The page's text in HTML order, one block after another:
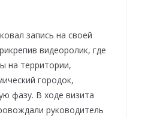
запись на своей
видеоролик, где
на территории,
городок,
фазу. В ходе визита
руководитель